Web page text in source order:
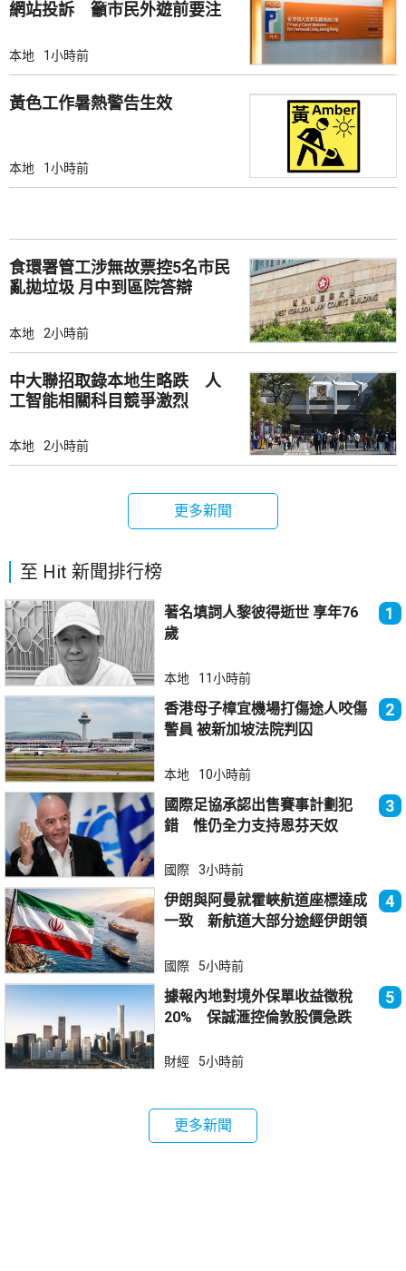
網站投訴 籲市民外遊前要注
本地 1小時前
黃色工作暑熱警告生效
本地 1小時前
食環署管工涉無故票控5名市民
亂拋垃圾 月中到區院答辯
本地 2小時前
中大聯招取錄本地生略跌 人
工智能相關科目競爭激烈
本地 2小時前
更多新聞
至 Hit 新聞排行榜
著名填詞人黎彼得逝世 享年76
歲
1
本地 11小時前
香港母子樟宜機場打傷途人咬傷
警員 被新加坡法院判囚
2
本地 10小時前
國際足協承認出售賽事計劃犯
錯 惟仍全力支持恩芬天奴
3
國際 3小時前
伊朗與阿曼就霍峽航道座標達成
一致 新航道大部分途經伊朗領
4
國際 5小時前
據報內地對境外保單收益徵稅
20% 保誠滙控倫敦股價急跌
5
財經 5小時前
更多新聞